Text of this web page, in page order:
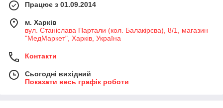
Працює з 01.09.2014
м. Харків
вул. Станіслава Партали (кол. Балакірєва), 8/1, магазин
"МедМаркет", Харків, Україна
Контакти
Сьогодні вихідний
Показати весь графік роботи